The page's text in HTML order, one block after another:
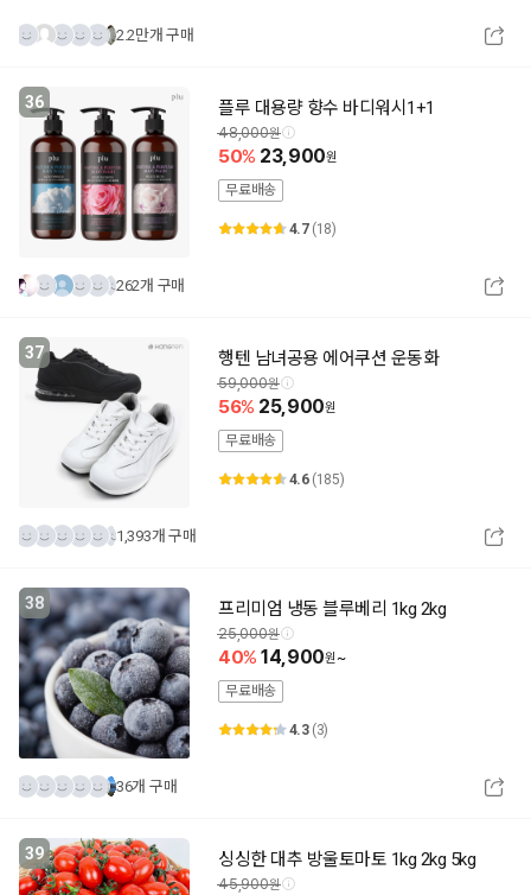
2.2만개 구매
36 플루 대용량 향수 바디워시1+1
48,000
50 23,900
무료배송
4.7 (18)
262개 구매
37 행텐 남녀공용 에어쿠션 운동화
59,000
56 25,900
무료배송
4.6 (185)
1,393개 구매
38 프리미엄 냉동 블루베리 1kg 2kg
25,000
40 14,900
~
무료배송
4.3 (3)
36개 구매
39 싱싱한 대추 방울토마토 1kg 2kg 5kg
45,900